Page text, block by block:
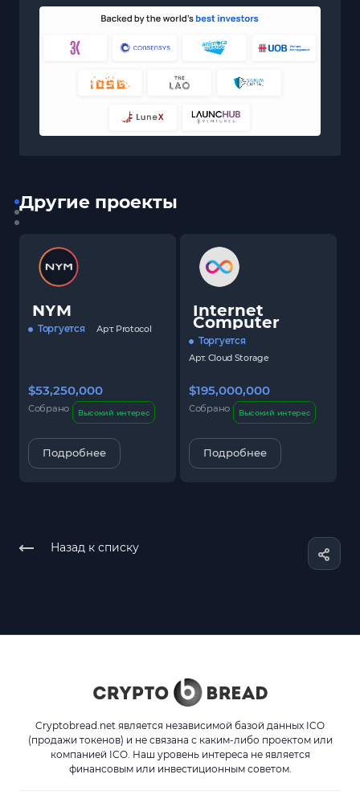
Другие проекты
NYM
Торгуется Арт. Protocol
$53,250,000
Собрано Высокий интерес
Подробнее
Internet
Computer
Торгуется
Арт. Cloud Storage
$195,000,000
Собрано Высокий интерес
Подробнее
Назад к списку
Cryptobread.net является независимой базой данных ICO
(продажи токенов) и не связана с каким-либо проектом или
компанией ICO. Наш уровень интереса не является
финансовым или инвестиционным советом.